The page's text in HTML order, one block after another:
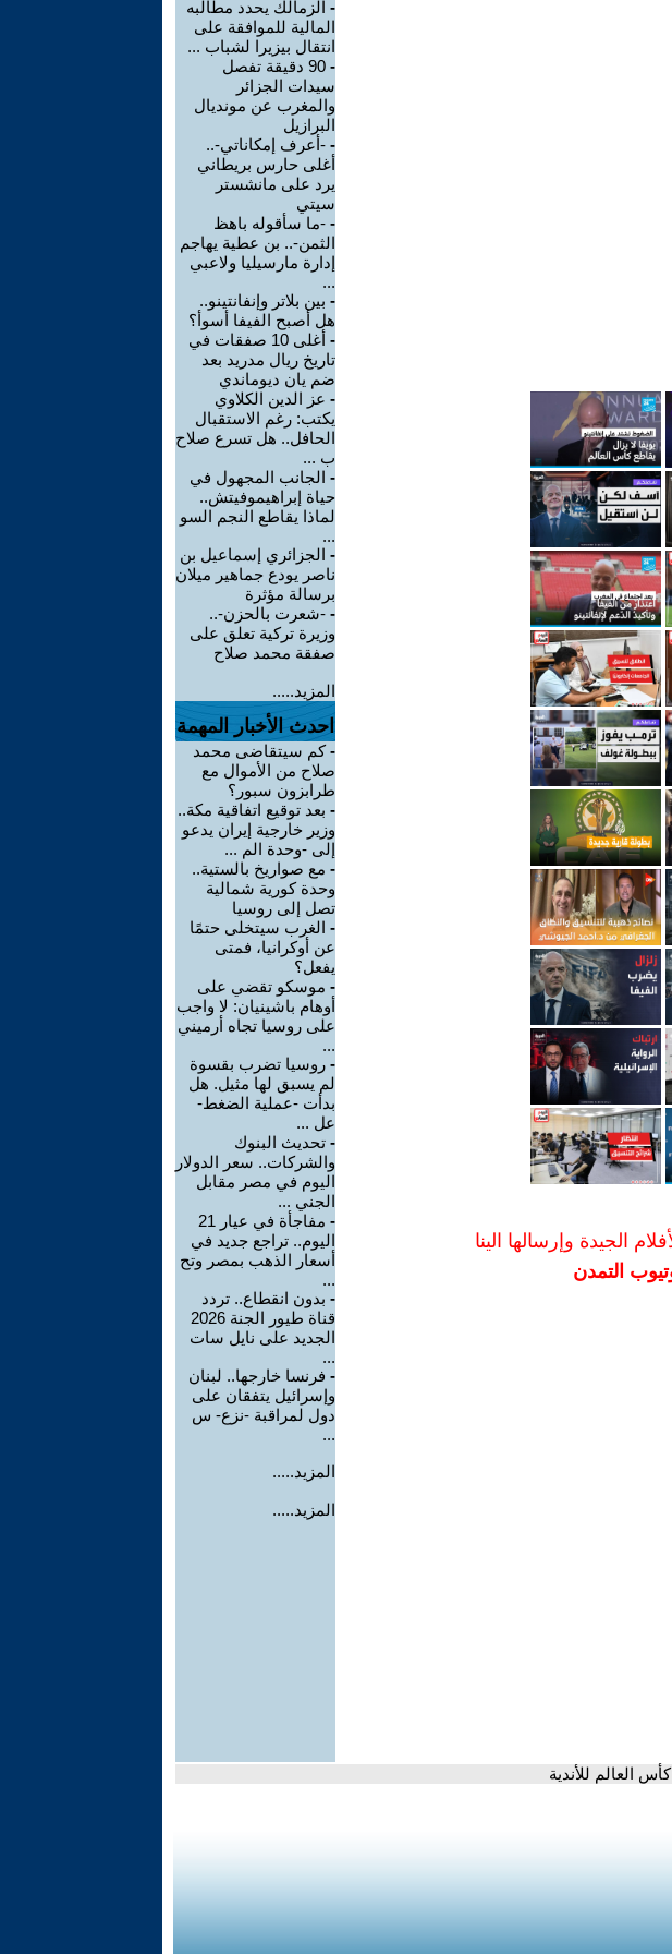
الجيدة وإرسالها الينا
التمدن
- الزمالك يحدد مطالبه
المالية للموافقة على
انتقال بيزيرا لشباب ...
-
90 دقيقة تفصل
سيدات الجزائر
والمغرب عن مونديال
البرازيل
- -أعرف إمكاناتي-..
أغلى حارس بريطاني
يرد على مانشستر
سيتي
- -ما سأقوله باهظ
الثمن-.. بن عطية يهاجم
إدارة مارسيليا ولاعبي
...
- بين بلاتر وإنفانتينو..
هل أصبح الفيفا أسوأ؟
-
أغلى 10 صفقات في
تاريخ ريال مدريد بعد
ضم يان ديوماندي
- عز الدين الكلاوي
يكتب: رغم الاستقبال
الحافل.. هل تسرع صلاح
ب ...
- الجانب المجهول في
حياة إبراهيموفيتش..
لماذا يقاطع النجم السو
...
- الجزائري إسماعيل بن
ناصر يودع جماهير ميلان
برسالة مؤثرة
- -شعرت بالحزن-..
وزيرة تركية تعلق على
صفقة محمد صلاح
المزيد.....
احدث الأخبار المهمة
-كم سيتقاضى محمد
صلاح من الأموال مع
طرابزون سبور؟
- بعد توقيع اتفاقية مكة..
وزير خارجية إيران يدعو
إلى -وحدة الم ...
- مع صواريخ بالستية..
وحدة كورية شمالية
تصل إلى روسيا
- الغرب سيتخلى حتمًا
عن أوكرانيا، فمتى
يفعل؟
- موسكو تقضي على
أوهام باشينيان: لا واجب
على روسيا تجاه أرميني
...
- روسيا تضرب بقسوة
لم يسبق لها مثيل. هل
بدأت -عملية الضغط-
عل ...
- تحديث البنوك
والشركات.. سعر الدولار
اليوم في مصر مقابل
الجني ...
-
مفاجأة في عيار 21
اليوم.. تراجع جديد في
أسعار الذهب بمصر وتح
...
- بدون انقطاع.. تردد
قناة طيور الجنة 2026
الجديد على نايل سات
...
- فرنسا خارجها.. لبنان
وإسرائيل يتفقان على
دول لمراقبة -نزع- س
...
المزيد.....
المزيد.....
العالم للأندية